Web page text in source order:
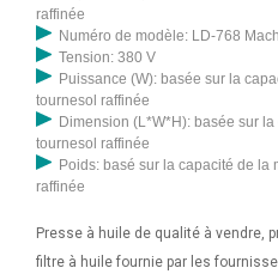
raffinée
Numéro de modèle: LD-768
Tension: 380 V
Puissance (W): basée sur la
tournesol raffinée
Dimension (L*W*H): basée sur
tournesol raffinée
Poids: basé sur la capacité de la
raffinée
Presse à huile de qualité à vendre,
filtre à huile fournie par les